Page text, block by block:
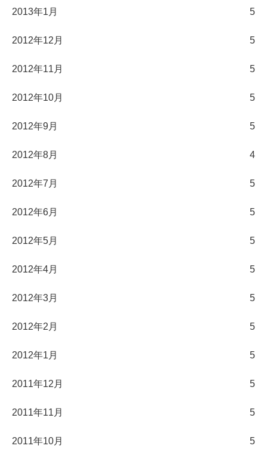
2013年1月 5
2012年12月 5
2012年11月 5
2012年10月 5
2012年9月 5
2012年8月 4
2012年7月 5
2012年6月 5
2012年5月 5
2012年4月 5
2012年3月 5
2012年2月 5
2012年1月 5
2011年12月 5
2011年11月 5
2011年10月 5